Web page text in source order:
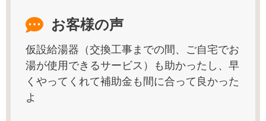
お客様の声
仮設給湯器（交換工事までの間、ご自宅でお
湯が使用できるサービス）も助かったし、早
くやってくれて補助金も間に合って良かった
よ